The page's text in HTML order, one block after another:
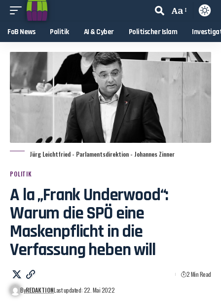
Aa
FoB News Politik AI & Cyber Politischer Islam
Jürg Leichtfried - Parlamentsdirektion - Johannes Zinner
POLITIK
A la „Frank Underwood“:
Warum die SPÖ eine
Maskenpflicht in die
Verfassung heben will
ByREDAKTIONLast updated: 22. Mai 2022
2 Min Read